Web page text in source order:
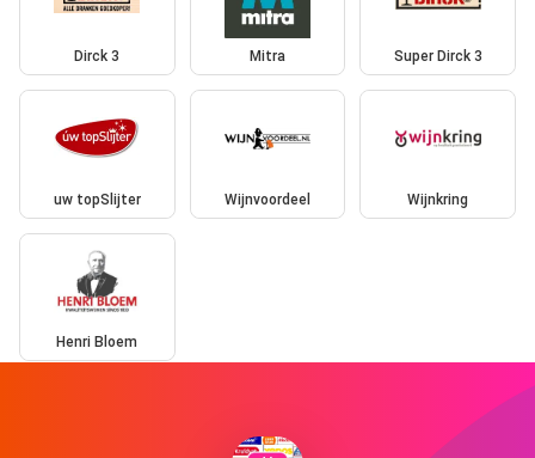
Dirck 3 Mitra Super Dirck 3
uw topSlijter Wijnvoordeel Wijnkring
Henri Bloem